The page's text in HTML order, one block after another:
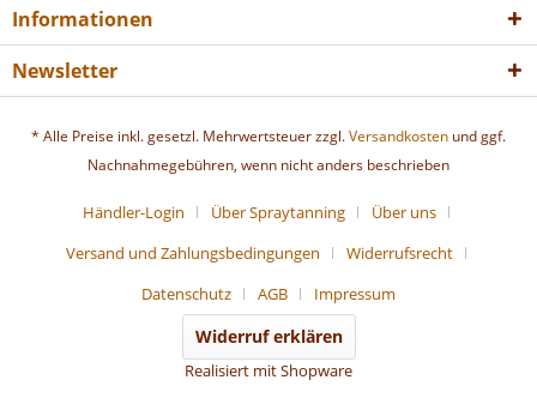
Informationen
Newsletter
* Alle Preise inkl. gesetzl. Mehrwertsteuer zzgl.Versandkosten und ggf.
Nachnahmegebühren, wenn nicht anders beschrieben
Händler-Login Über Spraytanning
Über uns
Versand und Zahlungsbedingungen
Widerrufsrecht
Datenschutz
AGB Impressum
Widerruf erklären
Realisiert mit Shopware